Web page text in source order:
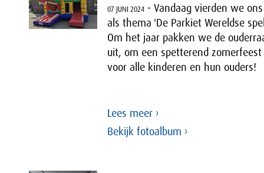
07 JUNI 2024- Vandaag vierden we
als thema 'De Parkiet Wereldse
Om het jaar pakken we de
uit, om een spetterend
voor alle kinderen en hun ouders!
Lees meer ›
Bekijk fotoalbum ›